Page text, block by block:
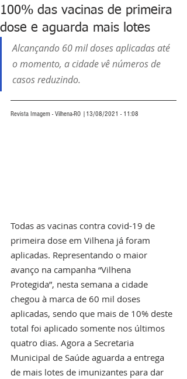
100% das vacinas de primeira
dose e aguarda mais lotes
Alcançando 60 mil doses aplicadas até
o momento, a cidade vê números de
casos reduzindo.
Revista Imagem - Vilhena-RO |13/08/2021 - 11:08
Todas as vacinas contra covid-19 de
primeira dose em Vilhena já foram
aplicadas. Representando o maior
avanço na campanha “Vilhena
Protegida”, nesta semana a cidade
chegou à marca de 60 mil doses
aplicadas, sendo que mais de 10% deste
total foi aplicado somente nos últimos
quatro dias. Agora a Secretaria
Municipal de Saúde aguarda a entrega
de mais lotes de imunizantes para dar